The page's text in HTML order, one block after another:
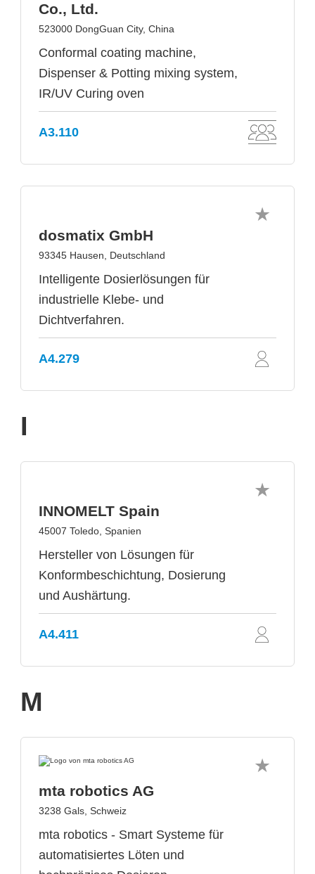
Co., Ltd.
523000 DongGuan City, China
Conformal coating machine,
Dispenser & Potting mixing system,
IR/UV Curing oven
A3.110
dosmatix GmbH
93345 Hausen, Deutschland
Intelligente Dosierlösungen für
industrielle Klebe- und
Dichtverfahren.
A4.279
I
INNOMELT Spain
45007 Toledo, Spanien
Hersteller von Lösungen für
Konformbeschichtung, Dosierung
und Aushärtung.
A4.411
M
mta robotics AG
3238 Gals, Schweiz
mta robotics - Smart Systeme für
automatisiertes Löten und